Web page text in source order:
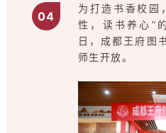
04
为打造书香校园
性，读书养心”
日，成都王府图
师生开放。